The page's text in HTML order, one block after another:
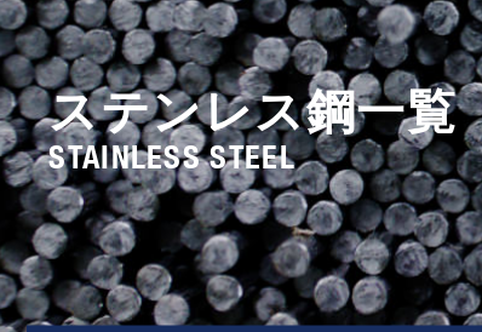
ステンレス鋼一覧
STAINLESS STEEL